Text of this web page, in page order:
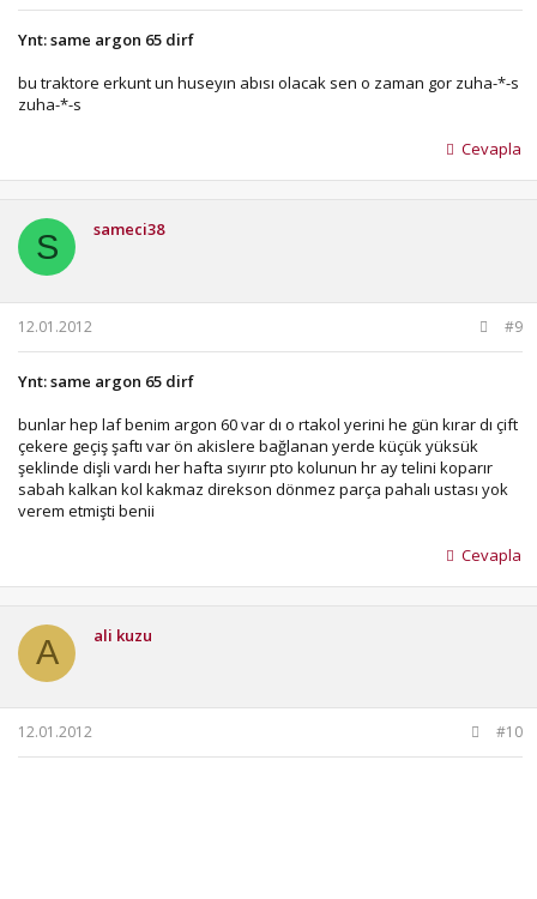
Ynt: same argon 65 dirf
bu traktore erkunt un huseyın abısı olacak sen o zaman gor zuha-*-s
zuha-*-s
Cevapla
S sameci38
12.01.2012 #9
Ynt: same argon 65 dirf
bunlar hep laf benim argon 60 var dı o rtakol yerini he gün kırar dı çift
çekere geçiş şaftı var ön akislere bağlanan yerde küçük yüksük
şeklinde dişli vardı her hafta sıyırır pto kolunun hr ay telini koparır
sabah kalkan kol kakmaz direkson dönmez parça pahalı ustası yok
verem etmişti benii
Cevapla
A ali kuzu
12.01.2012 #10